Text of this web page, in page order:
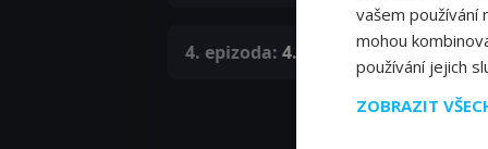
4. epizoda: 4. epizoda
vašem používání
mohou
používání jejich
ZOBRAZIT